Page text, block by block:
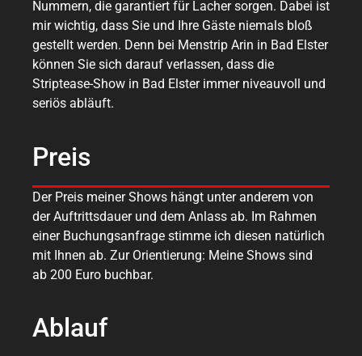
Nummern, die garantiert für Lacher sorgen. Dabei ist
mir wichtig, dass Sie und Ihre Gäste niemals bloß
gestellt werden. Denn bei Menstrip Arin in Bad Elster
können Sie sich darauf verlassen, dass die
Striptease-Show in Bad Elster immer niveauvoll und
seriös abläuft.
Preis
Der Preis meiner Shows hängt unter anderem von
der Auftrittsdauer und dem Anlass ab. Im Rahmen
einer Buchungsanfrage stimme ich diesen natürlich
mit Ihnen ab. Zur Orientierung: Meine Shows sind
ab 200 Euro buchbar.
Ablauf